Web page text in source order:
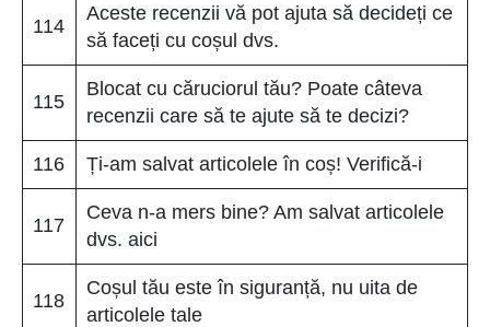
114
Aceste recenzii vă pot ajuta să decideți ce
să faceți cu coșul dvs.
115
Blocat cu căruciorul tău? Poate câteva
recenzii care să te ajute să te decizi?
116 Ți-am salvat articolele în coș! Verifică-i
117
Ceva n-a mers bine? Am salvat articolele
dvs. aici
118
Coșul tău este în siguranță, nu uita de
articolele tale